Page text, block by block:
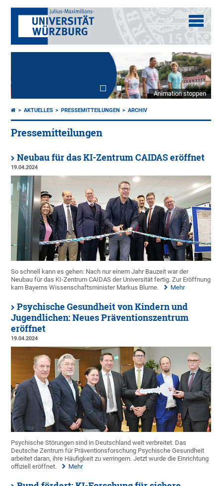
Animation stoppen
AKTUELLES PRESSEMITTEILUNGEN ARCHIV
Pressemitteilungen
Neubau für das KI-Zentrum CAIDAS eröffnet
19.04.2024
So schnell kann es gehen: Nach nur einem Jahr Bauzeit war der
Neubau für das KI-Zentrum CAIDAS der Universität fertig. Zur Eröffnung
kam Bayerns Wissenschaftsminister Markus Blume.
Mehr
Psychische Gesundheit von Kindern und
Jugendlichen: Neues Präventionszentrum
eröffnet
19.04.2024
Psychische Störungen sind in Deutschland weit verbreitet. Das
Deutsche Zentrum für Präventionsforschung Psychische Gesundheit
arbeitet daran, ihre Häufigkeit zu verringern. Jetzt wurde die Einrichtung
offiziell eröffnet.
Mehr